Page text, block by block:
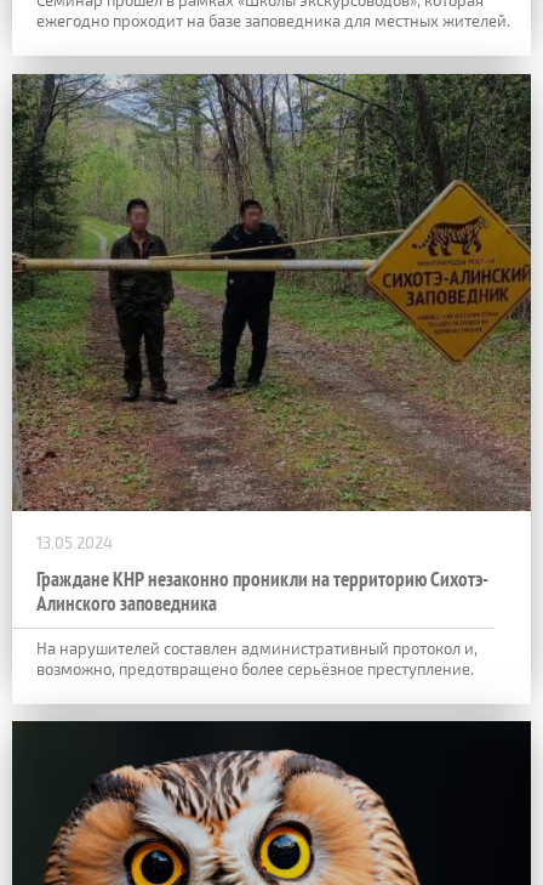
ежегодно проходит на базе заповедника для местных жителей.
13.05.2024
Граждане КНР незаконно проникли на территорию Сихотэ-
Алинского заповедника
На нарушителей составлен административный протокол и,
возможно, предотвращено более серьёзное преступление.